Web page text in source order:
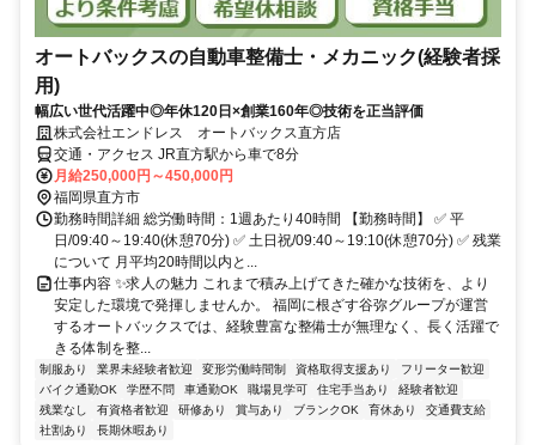
オートバックスの自動車整備士・メカニック(経験者採
用)
幅広い世代活躍中◎年休120日×創業160年◎技術を正当評価
株式会社エンドレス オートバックス直方店
交通・アクセス JR直方駅から車で8分
月給250,000円～450,000円
福岡県直方市
勤務時間詳細 総労働時間：1週あたり40時間 【勤務時間】 ✅ 平
日/09:40～19:40(休憩70分) ✅ 土日祝/09:40～19:10(休憩70分) ✅ 残業
について 月平均20時間以内と...
仕事内容 ✨求人の魅力 これまで積み上げてきた確かな技術を、より
安定した環境で発揮しませんか。 福岡に根ざす谷弥グループが運営
するオートバックスでは、経験豊富な整備士が無理なく、長く活躍で
きる体制を整...
制服あり 業界未経験者歓迎 変形労働時間制 資格取得支援あり
フリーター歓迎
バイク通勤OK
学歴不問 車通勤OK 職場見学可 住宅手当あり
経験者歓迎
残業なし
有資格者歓迎 研修あり 賞与あり ブランクOK 育休あり
交通費支給
社割あり
長期休暇あり